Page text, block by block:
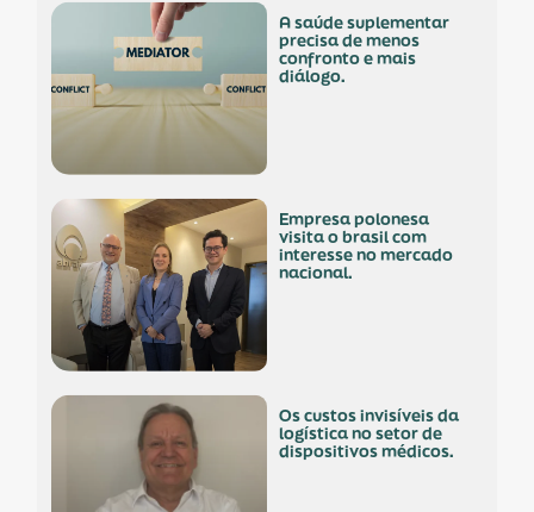
a saúde suplementar
precisa de menos
confronto e mais
diálogo.
empresa polonesa
visita o brasil com
interesse no mercado
nacional.
os custos invisíveis da
logística no setor de
dispositivos médicos.